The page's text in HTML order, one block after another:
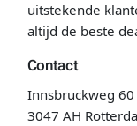
uitstekende
altijd de beste
Contact
Innsbruckweg 60
3047 AH